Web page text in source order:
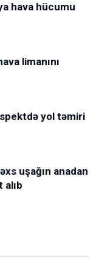
hava hücumu
limanını
yol təmiri
uşağın anadan
alıb